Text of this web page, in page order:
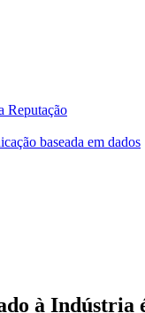
Reputação
baseada em dados
à Indústria